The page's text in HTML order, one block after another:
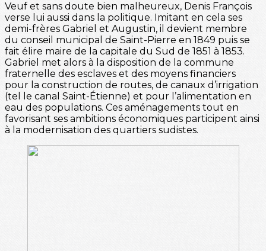
Veuf et sans doute bien malheureux, Denis François
verse lui aussi dans la politique. Imitant en cela ses
demi-frères Gabriel et Augustin, il devient membre
du conseil municipal de Saint-Pierre en 1849 puis se
fait élire maire de la capitale du Sud de 1851 à 1853.
Gabriel met alors à la disposition de la commune
fraternelle des esclaves et des moyens financiers
pour la construction de routes, de canaux d’irrigation
(tel le canal Saint-Étienne) et pour l’alimentation en
eau des populations. Ces aménagements tout en
favorisant ses ambitions économiques participent ainsi
à la modernisation des quartiers sudistes.